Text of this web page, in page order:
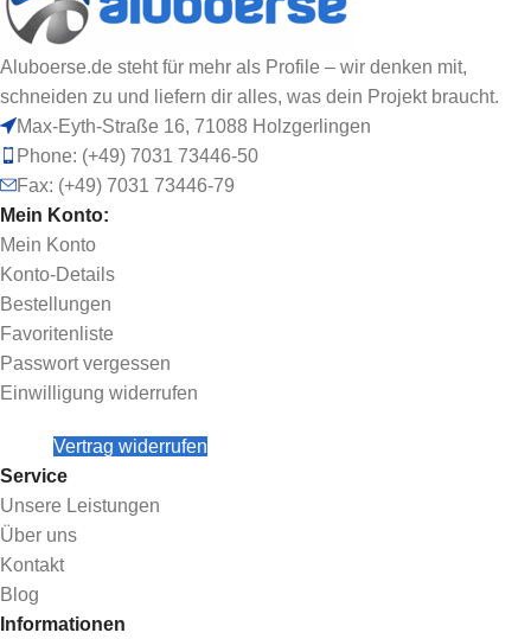
Aluboerse.de steht für mehr als Profile – wir denken mit,
schneiden zu und liefern dir alles, was dein Projekt braucht.
Max-Eyth-Straße 16, 71088 Holzgerlingen
Phone: (+49) 7031 73446-50
Fax: (+49) 7031 73446-79
Mein Konto:
Mein Konto
Konto-Details
Bestellungen
Favoritenliste
Passwort vergessen
Einwilligung widerrufen
Vertrag widerrufen
Service
Unsere Leistungen
Über uns
Kontakt
Blog
Informationen